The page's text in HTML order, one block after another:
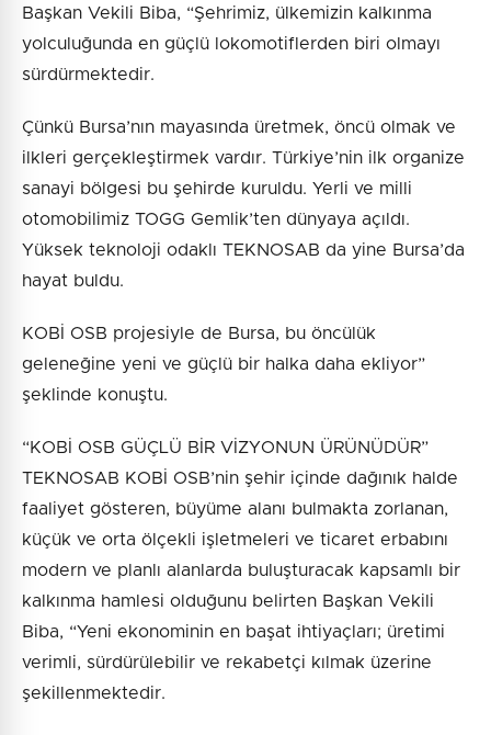
Başkan Vekili Biba, “Şehrimiz, ülkemizin kalkınma
yolculuğunda en güçlü lokomotiflerden biri olmayı
sürdürmektedir.
Çünkü Bursa’nın mayasında üretmek, öncü olmak ve
ilkleri gerçekleştirmek vardır. Türkiye’nin ilk organize
sanayi bölgesi bu şehirde kuruldu. Yerli ve milli
otomobilimiz TOGG Gemlik’ten dünyaya açıldı.
Yüksek teknoloji odaklı TEKNOSAB da yine Bursa’da
hayat buldu.
KOBİ OSB projesiyle de Bursa, bu öncülük
geleneğine yeni ve güçlü bir halka daha ekliyor”
şeklinde konuştu.
“KOBİ OSB GÜÇLÜ BİR VİZYONUN ÜRÜNÜDÜR”
TEKNOSAB KOBİ OSB’nin şehir içinde dağınık halde
faaliyet gösteren, büyüme alanı bulmakta zorlanan,
küçük ve orta ölçekli işletmeleri ve ticaret erbabını
modern ve planlı alanlarda buluşturacak kapsamlı bir
kalkınma hamlesi olduğunu belirten Başkan Vekili
Biba, “Yeni ekonominin en başat ihtiyaçları; üretimi
verimli, sürdürülebilir ve rekabetçi kılmak üzerine
şekillenmektedir.